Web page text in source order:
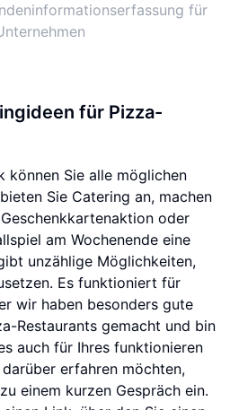
für
für Pizza-
können Sie alle möglichen
Sie Catering an, machen
oder
am Wochenende eine
unzählige Möglichkeiten,
Es funktioniert für
wir haben besonders gute
Restaurants gemacht und bin
auch für Ihres funktionieren
erfahren möchten,
einem kurzen Gespräch ein.